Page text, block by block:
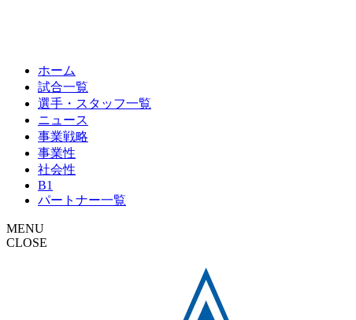
ホーム
試合一覧
選手・スタッフ一覧
ニュース
事業戦略
事業性
社会性
B1
パートナー一覧
MENU
CLOSE